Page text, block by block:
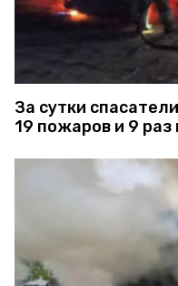
За сутки
19 пожаров и 9